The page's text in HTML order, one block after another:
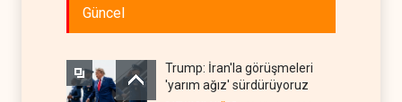
Güncel
Trump: İran'la görüşmeleri
'yarım ağız' sürdürüyoruz